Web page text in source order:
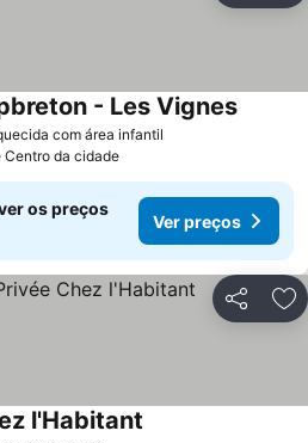
com área infantil
- Les VignesVer
Centro da cidade
os preços
Ver preços
Partilhar
l'Habitant